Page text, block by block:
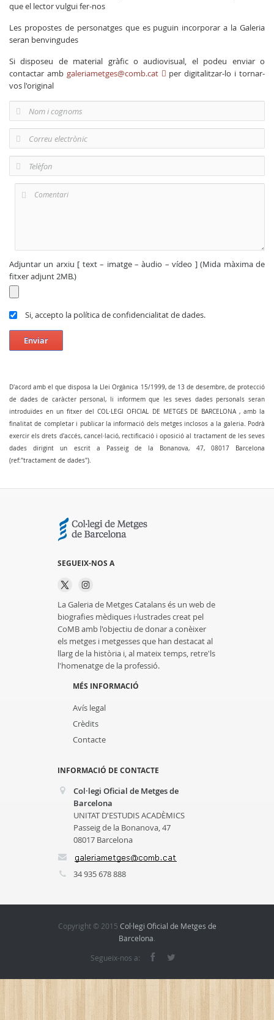
que el lector vulgui fer-nos
Les propostes de personatges que es puguin incorporar a la Galeria
seran benvingudes
Si disposeu de material gràfic o audiovisual, el podeu enviar o
contactar amb galeriametges@comb.cat
per digitalitzar-lo i tornar-
vos l'original
Adjuntar un arxiu [ text – imatge – àudio – vídeo ] (Mida màxima de
fitxer adjunt 2MB.)
Si, accepto la política de confidencialitat de dades.
Enviar
D'acord amb el que disposa la Llei Orgànica 15/1999, de 13 de desembre, de protecció
de dades de caràcter personal, li informem que les seves dades personals seran
introduïdes en un fitxer del COL·LEGI OFICIAL DE METGES DE BARCELONA , amb la
finalitat de completar i publicar la informació dels metges inclosos a la galeria. Podrà
exercir els drets d'accés, cancel·lació, rectificació i oposició al tractament de les seves
dades dirigint un escrit a Passeig de la Bonanova, 47, 08017 Barcelona
(ref:"tractament de dades").
SEGUEIX-NOS A
La Galeria de Metges Catalans és un web de
biografies mèdiques i·lustrades creat pel
CoMB amb l'objectiu de donar a conèixer
els metges i metgesses que han destacat al
llarg de la història i, al mateix temps, retre'ls
l'homenatge de la professió.
MÉS INFORMACIÓ
Avís legal
Crèdits
Contacte
INFORMACIÓ DE CONTACTE
Col·legi Oficial de Metges de
Barcelona
UNITAT D'ESTUDIS ACADÈMICS
Passeig de la Bonanova, 47
08017 Barcelona
34 935 678 888
Copyright © 2015 Col·legi Oficial de Metges de
Barcelona.
Segueix-nos a: